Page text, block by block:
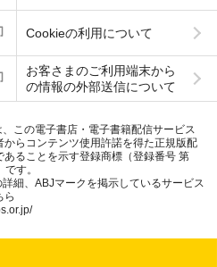
Cookieの利用について
お客さまのご利用端末から
の情報の外部送信について
この電子書店・電子書籍配信サービス
からコンテンツ使用許諾を得た正規版配
あることを示す登録商標（登録番号 第
す。
細、ABJマークを掲示しているサービス
ら